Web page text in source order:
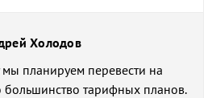
Холодов
планируем перевести на
тарифных планов.